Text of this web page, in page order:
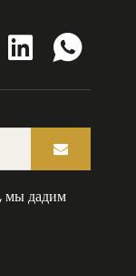
мы дадим